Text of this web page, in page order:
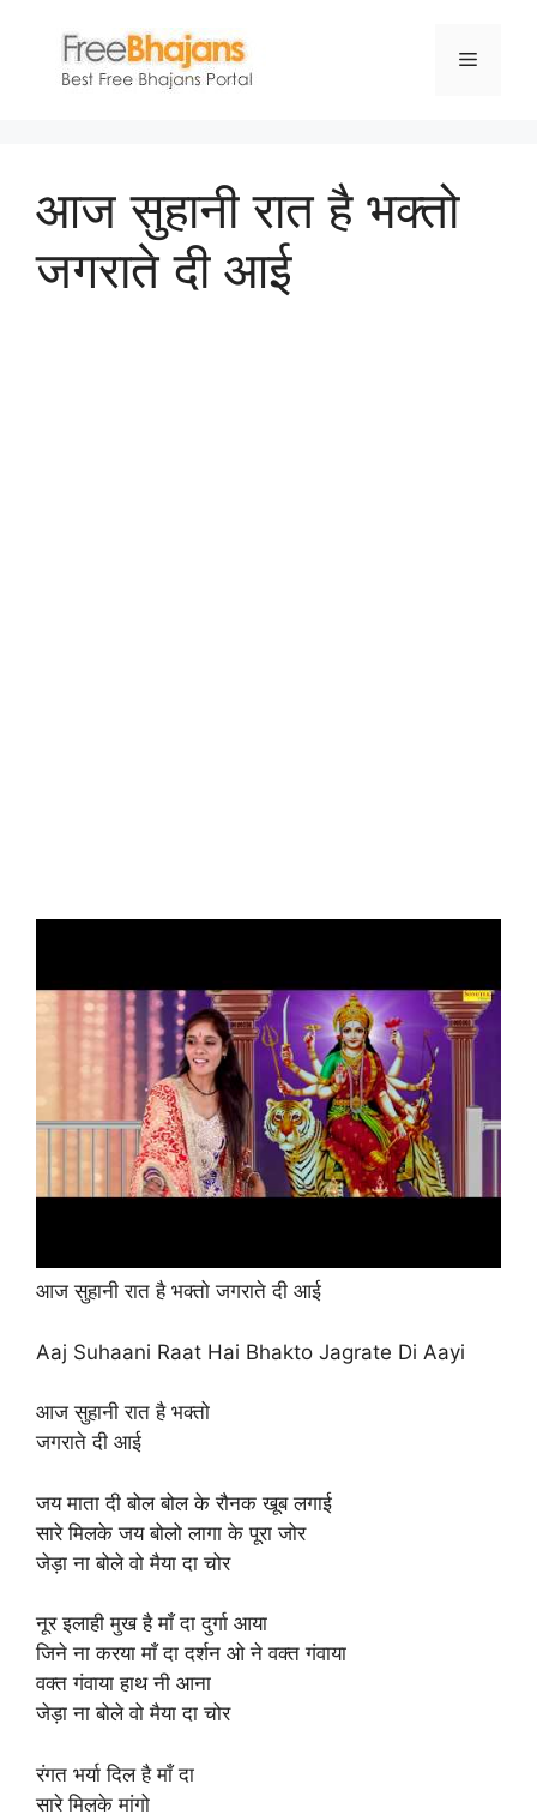
content
Menu
आज सुहानी रात है भक्तो
जगराते दी आई
आज सुहानी रात है भक्तो जगराते दी आई
Aaj Suhaani Raat Hai Bhakto Jagrate Di Aayi
आज सुहानी रात है भक्तो
जगराते दी आई
जय माता दी बोल बोल के रौनक खूब लगाई
सारे मिलके जय बोलो लागा के पूरा जोर
जेड़ा ना बोले वो मैया दा चोर
नूर इलाही मुख है माँ दा दुर्गा आया
जिने ना करया माँ दा दर्शन ओ ने वक्त गंवाया
वक्त गंवाया हाथ नी आना
जेड़ा ना बोले वो मैया दा चोर
रंगत भर्या दिल है माँ दा
सारे मिलके मांगो